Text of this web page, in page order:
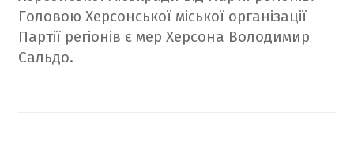
Головою Херсонської міської організації
Партії регіонів є мер Херсона Володимир
Сальдо.